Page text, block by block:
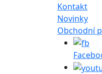
Kontakt
Novinky
Obchodní